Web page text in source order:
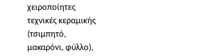
χειροποίητες
τεχνικές κεραμικής
(τσιμπητό,
μακαρόνι, φύλλο),